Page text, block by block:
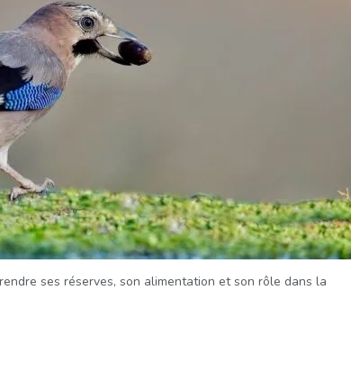
ses réserves, son alimentation et son rôle dans la